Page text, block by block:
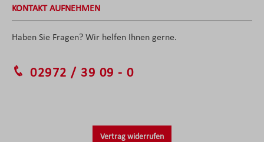
KONTAKT AUFNEHMEN
Haben Sie Fragen? Wir helfen Ihnen gerne.
02972 / 39 09 - 0
Vertrag widerrufen